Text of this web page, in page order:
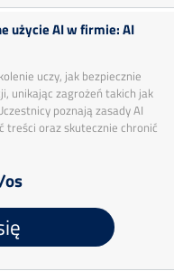
użycie AI w firmie: AI
uczy, jak bezpiecznie
unikając zagrożeń takich jak
poznają zasady AI
treści oraz skutecznie chronić